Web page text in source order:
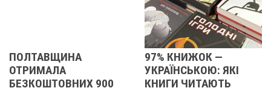
900
97% КНИЖОК —
УКРАЇНСЬКОЮ: ЯКІ
КНИГИ ЧИТАЮТЬ
У
ОБЛАСТІ